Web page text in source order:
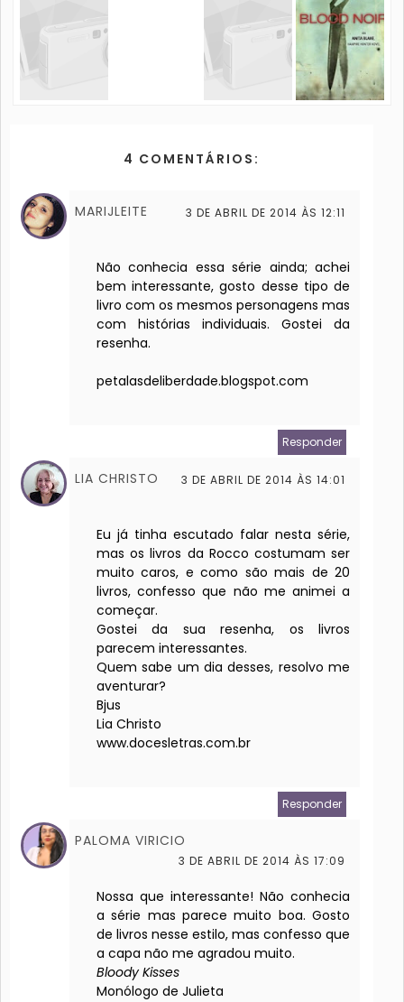
4 COMENTÁRIOS:
MARIJLEITE 3 DE ABRIL DE 2014 ÀS 12:11
Não conhecia essa série ainda; achei
bem interessante, gosto desse tipo de
livro com os mesmos personagens mas
com histórias individuais. Gostei da
resenha.
petalasdeliberdade.blogspot.com
Responder
LIA CHRISTO 3 DE ABRIL DE 2014 ÀS 14:01
Eu já tinha escutado falar nesta série,
mas os livros da Rocco costumam ser
muito caros, e como são mais de 20
livros, confesso que não me animei a
começar.
Gostei da sua resenha, os livros
parecem interessantes.
Quem sabe um dia desses, resolvo me
aventurar?
Bjus
Lia Christo
www.docesletras.com.br
Responder
PALOMA VIRICIO
3 DE ABRIL DE 2014 ÀS 17:09
Nossa que interessante! Não conhecia
a série mas parece muito boa. Gosto
de livros nesse estilo, mas confesso que
a capa não me agradou muito.
Bloody Kisses
Monólogo de Julieta